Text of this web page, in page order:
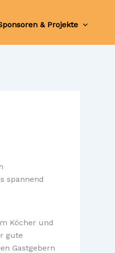
& Projekte
spannend
Köcher und
gute
Gastgebern